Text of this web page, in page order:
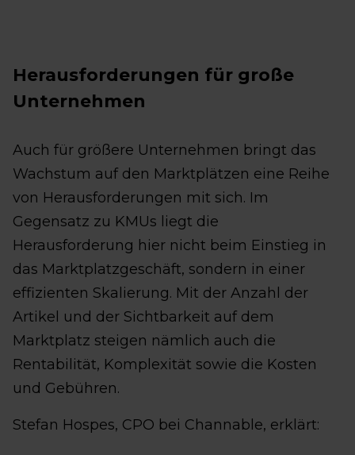
Herausforderungen für große
Unternehmen
Auch für größere Unternehmen bringt das
Wachstum auf den Marktplätzen eine Reihe
von Herausforderungen mit sich. Im
Gegensatz zu KMUs liegt die
Herausforderung hier nicht beim Einstieg in
das Marktplatzgeschäft, sondern in einer
effizienten Skalierung. Mit der Anzahl der
Artikel und der Sichtbarkeit auf dem
Marktplatz steigen nämlich auch die
Rentabilität, Komplexität sowie die Kosten
und Gebühren.
Stefan Hospes, CPO bei Channable, erklärt: